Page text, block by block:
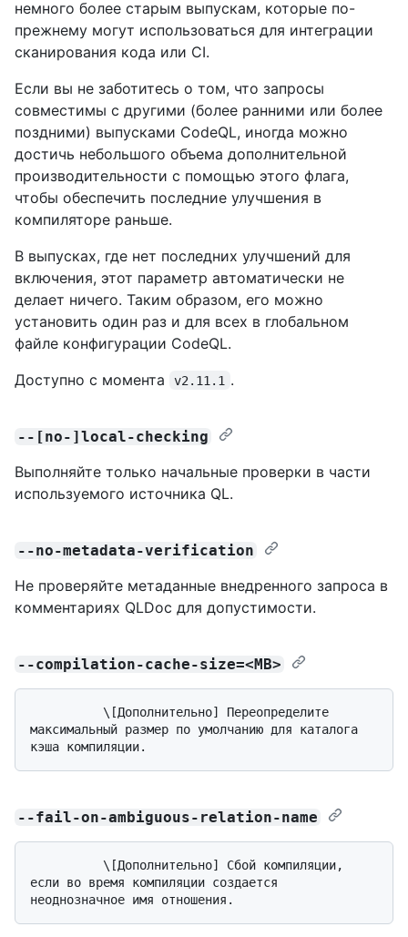
немного более старым выпускам, которые по-
прежнему могут использоваться для интеграции
сканирования кода или CI.
Если вы не заботитесь о том, что запросы
совместимы с другими (более ранними или более
поздними) выпусками CodeQL, иногда можно
достичь небольшого объема дополнительной
производительности с помощью этого флага,
чтобы обеспечить последние улучшения в
компиляторе раньше.
В выпусках, где нет последних улучшений для
включения, этот параметр автоматически не
делает ничего. Таким образом, его можно
установить один раз и для всех в глобальном
файле конфигурации CodeQL.
Доступно с момента
v2.11.1 .
--[no-]local-checking
Выполняйте только начальные проверки в части
используемого источника QL.
--no-metadata-verification
Не проверяйте метаданные внедренного запроса в
комментариях QLDoc для допустимости.
--compilation-cache-size=<MB>
максимальный размер по умолчанию для каталога
--fail-on-ambiguous-relation-name
если во время компиляции создается